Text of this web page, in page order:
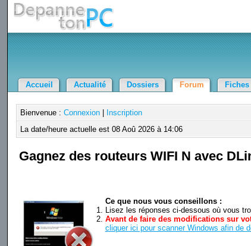
Accueil Actualité Dossiers Forum
Bienvenue : Connexion|
Inscription
La date/heure actuelle est 08 Aoû 2026 à 14:06
Gagnez des routeurs WIFI N avec
Ce que nous vous conseillons :
Lisez les réponses ci-dessous où vous
Avant de faire des modifications sur
cliquer ici pour scanner Windows afin de